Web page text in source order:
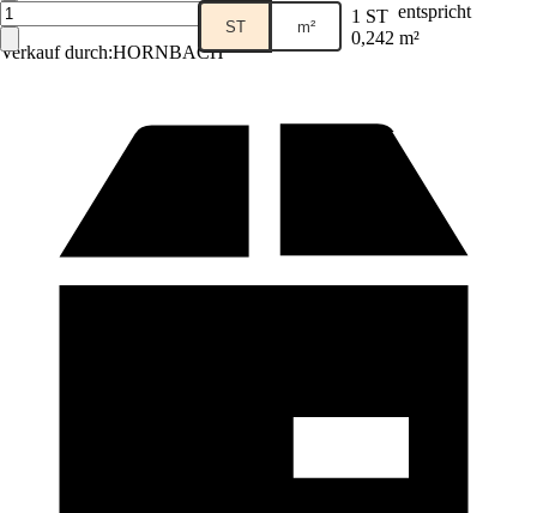
Verkauf durch:HORNBACH
ST m² 1 ST entspricht
0,242 m²